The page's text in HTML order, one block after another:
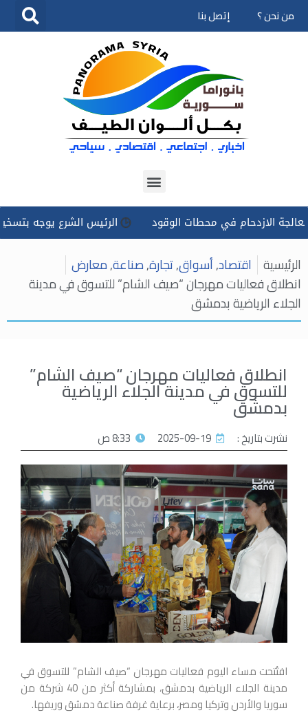
تخطى
من نحن ؟ إتصل بنا
في محطات الوقود الرئيس الشرع يوجه بتسخير كل
الرئيسية اقتصاد,أسواق,تجارة,صناعة,معارض
انطلاق فعاليات مهرجان “صيف الشام” للتسوق في مدينة
الجلاء الرياضية بدمشق
انطلاق فعاليات مهرجان “صيف الشام”
للتسوق في مدينة الجلاء الرياضية
بدمشق
نشرت بتاريخ : 2025-09-19 8:33 ص
افتُتحت مساء اليوم فعاليات مهرجان “صيف الشام” للتسوق في
مدينة الجلاء الرياضية بدمشق، بمشاركة أكثر من 40 شركة من
سوريا والأردن وتركيا ومصر، برعاية غرفة صناعة دمشق وريفها.